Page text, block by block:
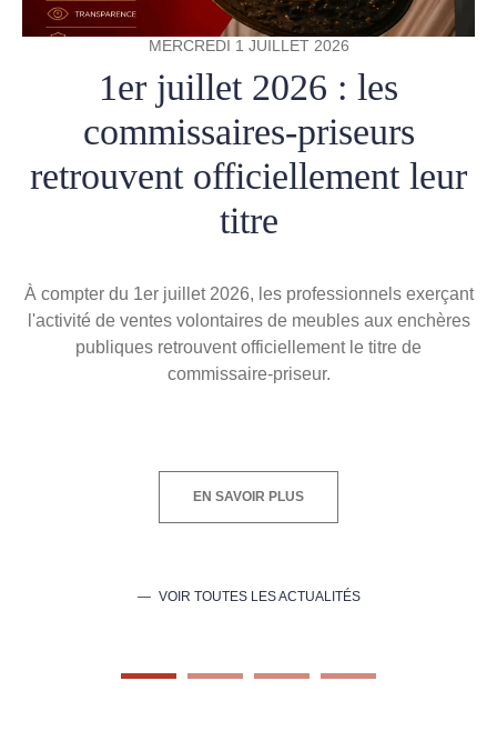
MERCREDI 1 JUILLET 2026
1er juillet 2026 : les
commissaires-priseurs
retrouvent officiellement leur
titre
À compter du 1er juillet 2026, les professionnels exerçant
l'activité de ventes volontaires de meubles aux enchères
publiques retrouvent officiellement le titre de
commissaire-priseur.
EN SAVOIR PLUS
VOIR TOUTES LES ACTUALITÉS